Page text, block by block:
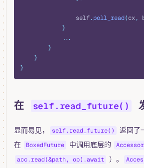
                self
.poll_read(cx,
            }
            ...
        }
    }
}
在 self.read_future()
显而易见， self.read_future() 返回了
在
BoxedFuture 中调用底层的 Accessor
acc.read(&path, op).await ）。